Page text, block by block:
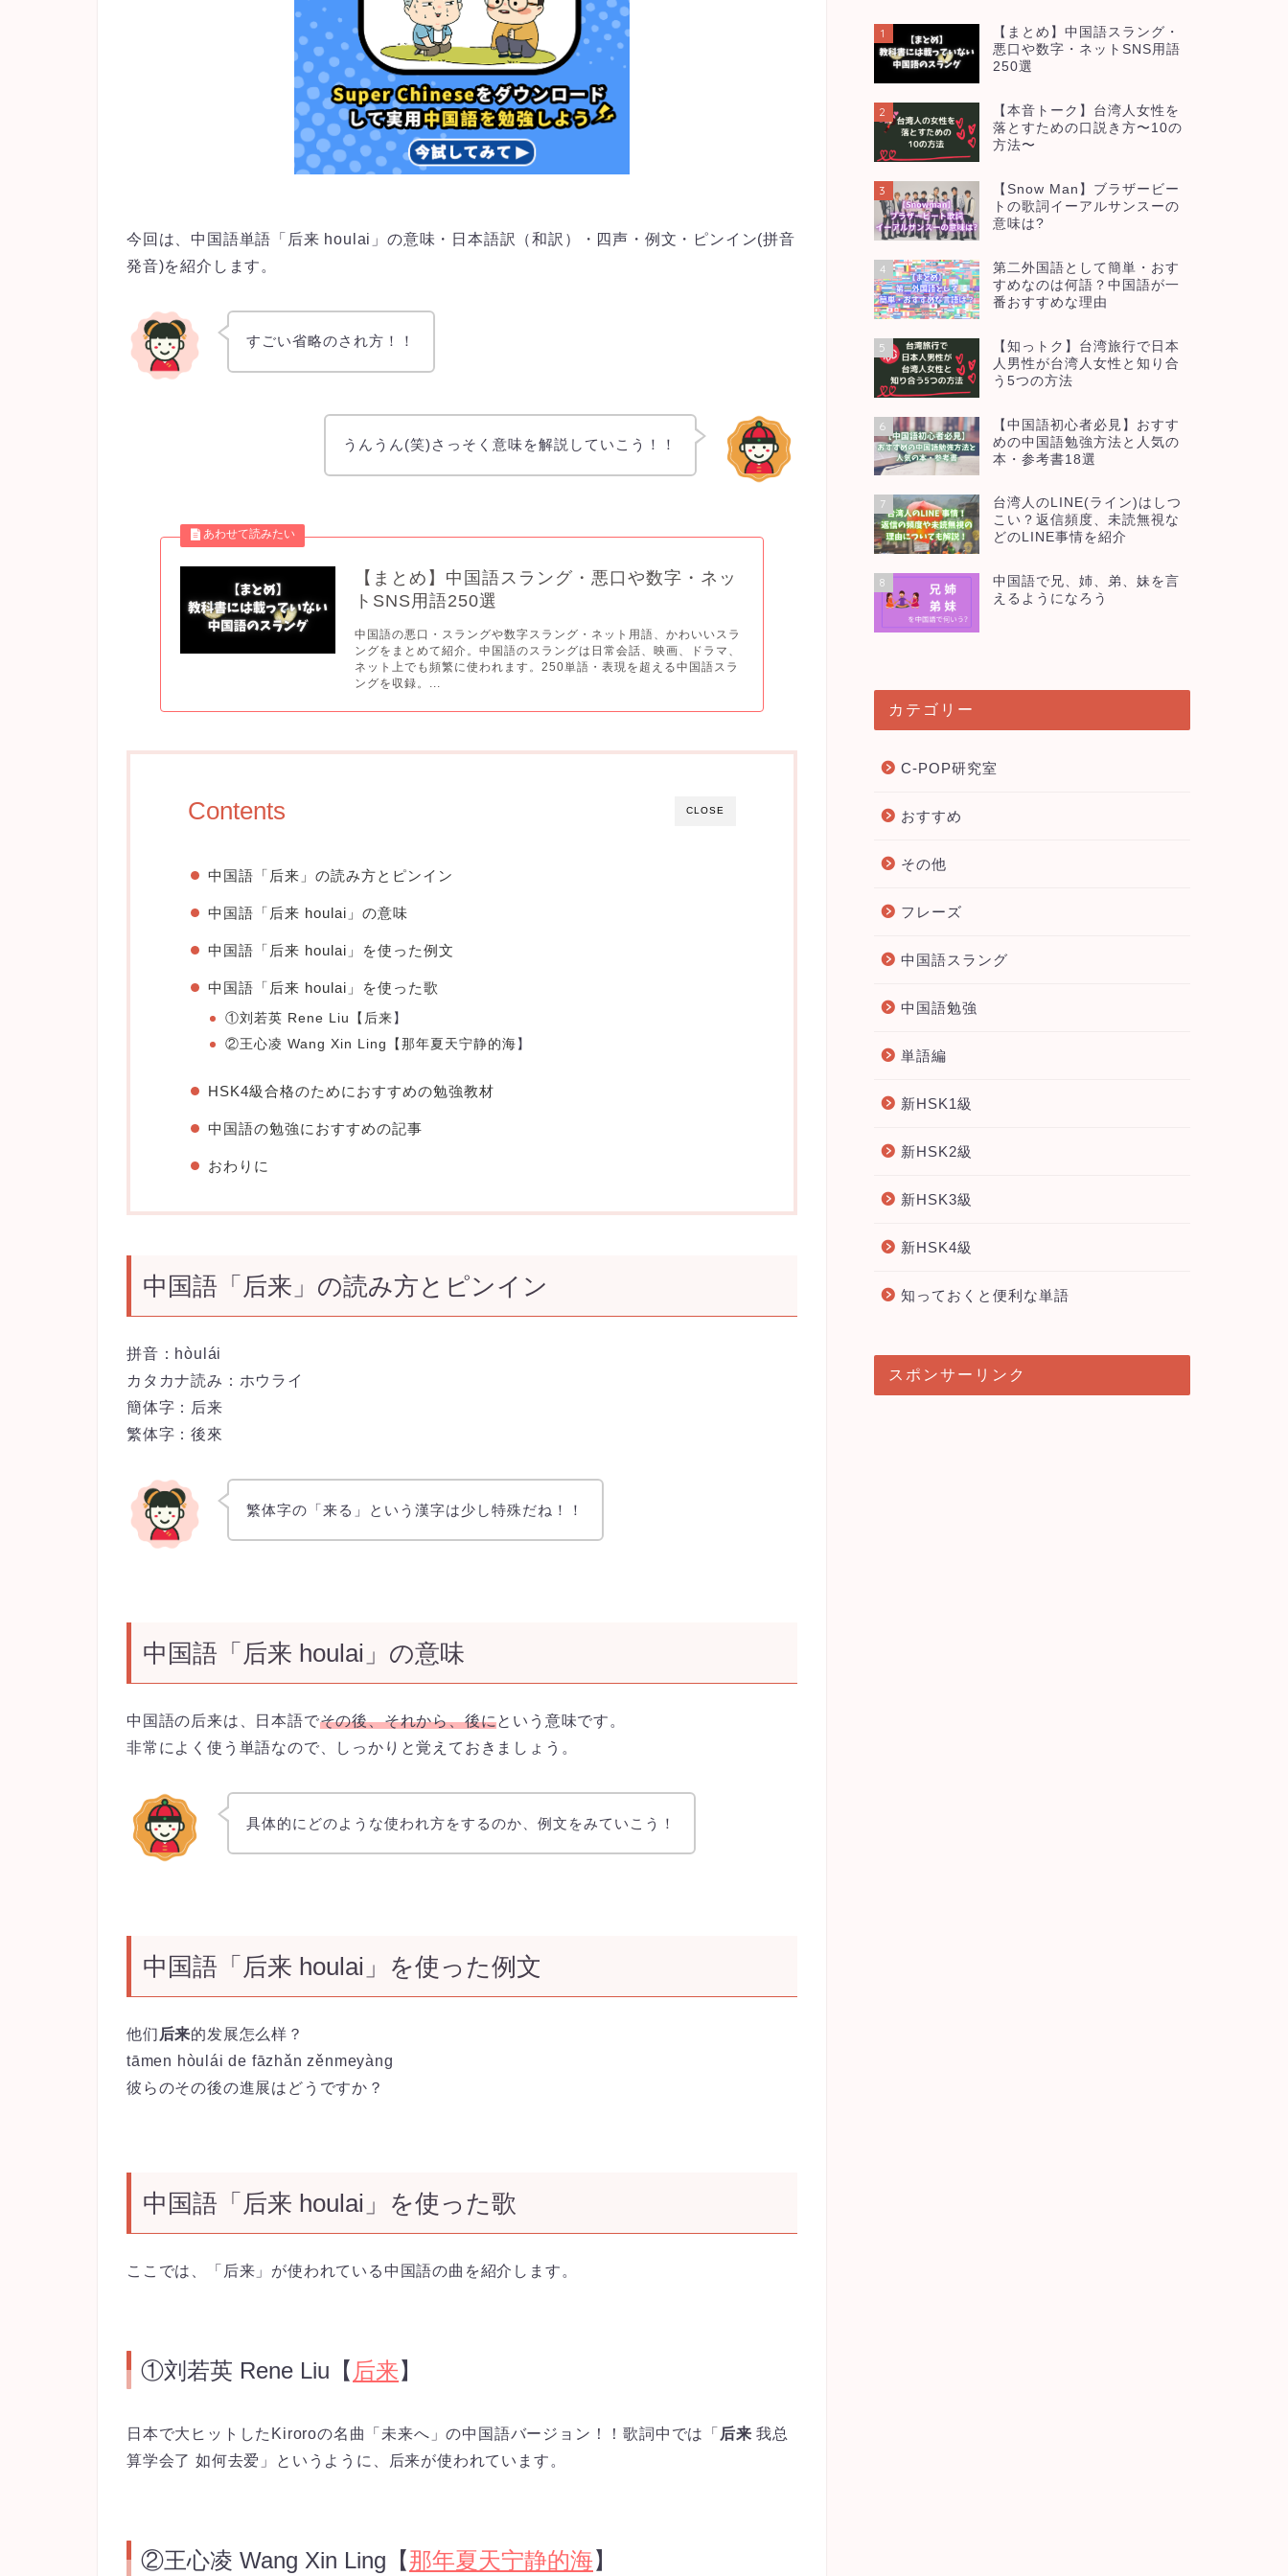
今回は、中国語単語「后来 houlai」の意味・日本語訳（和訳）・四声・例文・ピンイン(拼音
発音)を紹介します。
すごい省略のされ方！！
うんうん(笑)さっそく意味を解説していこう！！
【まとめ】中国語スラング・悪口や数字・ネッ
トSNS用語250選
中国語の悪口・スラングや数字スラング・ネット用語、かわいいスラ
ングをまとめて紹介。中国語のスラングは日常会話、映画、ドラマ、
ネット上でも頻繁に使われます。250単語・表現を超える中国語スラ
ングを収録。...
CLOSE
Contents
中国語「后来」の読み方とピンイン
中国語「后来 houlai」の意味
中国語「后来 houlai」を使った例文
中国語「后来 houlai」を使った歌
①刘若英 Rene Liu【 后来 】
②王心凌 Wang Xin Ling【那年夏天宁静的海 】
HSK4級合格のためにおすすめの勉強教材
中国語の勉強におすすめの記事
おわりに
中国語「后来」の読み方とピンイン
拼音：hòulái
カタカナ読み：ホウライ
簡体字：后来
繁体字：後來
繁体字の「来る」という漢字は少し特殊だね！！
中国語「后来 houlai」の意味
中国語の后来は、日本語でその後、それから、後にという意味です。
非常によく使う単語なので、しっかりと覚えておきましょう。
具体的にどのような使われ方をするのか、例文をみていこう！
中国語「后来 houlai」を使った例文
他们 后来的发展怎么样？
tāmen hòulái de fāzhǎn zěnmeyàng
彼らのその後の進展はどうですか？
中国語「后来 houlai」を使った歌
ここでは、「后来」が使われている中国語の曲を紹介します。
①刘若英 Rene Liu【 后来】
日本で大ヒットしたKiroroの名曲「未来へ」の中国語バージョン！！歌詞中では「 后来 我总
算学会了 如何去爱」というように、后来が使われています。
②王心凌 Wang Xin Ling【那年夏天宁静的海】
1
【まとめ】中国語スラング・
悪口や数字・ネットSNS用語
250選
2
【本音トーク】台湾人女性を
落とすための口説き方〜10の
方法〜
3
【Snow Man】ブラザービー
トの歌詞イーアルサンスーの
意味は?
4
第二外国語として簡単・おす
すめなのは何語？中国語が一
番おすすめな理由
5
【知っトク】台湾旅行で日本
人男性が台湾人女性と知り合
う5つの方法
6
【中国語初心者必見】おすす
めの中国語勉強方法と人気の
本・参考書18選
7
台湾人のLINE(ライン)はしつ
こい？返信頻度、未読無視な
どのLINE事情を紹介
8
中国語で兄、姉、弟、妹を言
えるようになろう
カテゴリー
C-POP研究室
おすすめ
その他
フレーズ
中国語スラング
中国語勉強
単語編
新HSK1級
新HSK2級
新HSK3級
新HSK4級
知っておくと便利な単語
スポンサーリンク